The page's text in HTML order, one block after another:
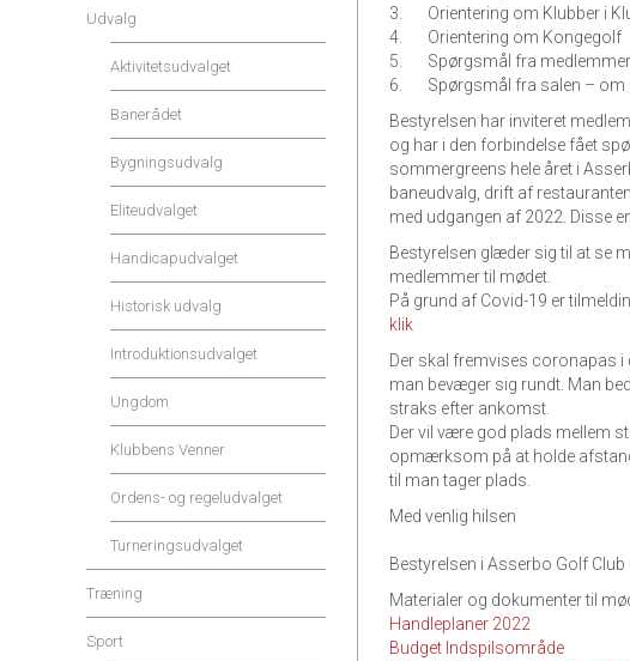
3. Orientering om Klubber i
4. Orientering om Kongegolf
5. Spørgsmål fra medlemmer
6. Spørgsmål fra salen – om
Bestyrelsen har inviteret
og har i den forbindelse fået
sommergreens hele året i
baneudvalg, drift af
med udgangen af 2022. Disse
Bestyrelsen glæder sig til at se
medlemmer til mødet.
På grund af Covid-19 er
klik
Der skal fremvises coronapas
man bevæger sig rundt. Man
straks efter ankomst.
Der vil være god plads mellem
opmærksom på at holde
til man tager plads.
Med venlig hilsen
Bestyrelsen i Asserbo Golf Club
Materialer og dokumenter til
Handleplaner 2022
Budget Indspilsområde
Udvalg
Aktivitetsudvalget
Banerådet
Bygningsudvalg
Eliteudvalget
Handicapudvalget
Historisk udvalg
Introduktionsudvalget
Ungdom
Klubbens Venner
Ordens- og regeludvalget
Turneringsudvalget
Træning
Sport